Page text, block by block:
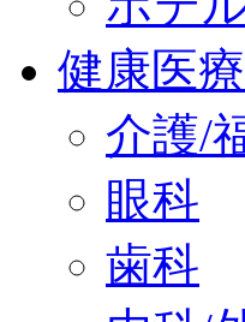
健康医
介護/
眼科
歯科